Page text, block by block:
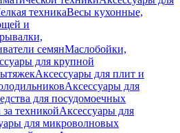
техникаВесы кухонные,
и
семянМаслобойки,
для крупной
Аксессуары для плит и
Аксессуары для
для посудомоечных
техникойАксессуары для
для микроволновых